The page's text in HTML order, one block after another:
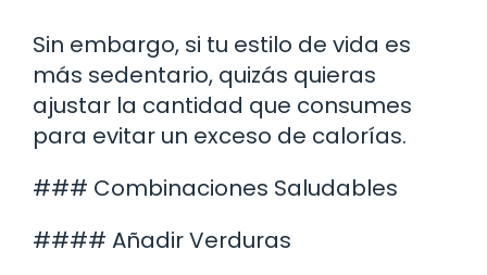
Sin embargo, si tu estilo de vida es
más sedentario, quizás quieras
ajustar la cantidad que consumes
para evitar un exceso de calorías.
### Combinaciones Saludables
#### Añadir Verduras